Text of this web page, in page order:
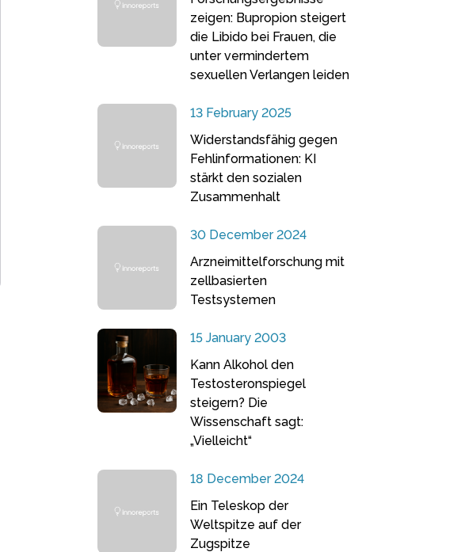
zeigen: Bupropion steigert
die Libido bei Frauen, die
unter vermindertem
sexuellen Verlangen leiden
13 February 2025
Widerstandsfähig gegen
Fehlinformationen: KI
stärkt den sozialen
Zusammenhalt
30 December 2024
Arzneimittelforschung mit
zellbasierten
Testsystemen
15 January 2003
Kann Alkohol den
Testosteronspiegel
steigern? Die
Wissenschaft sagt:
„Vielleicht“
18 December 2024
Ein Teleskop der
Weltspitze auf der
Zugspitze